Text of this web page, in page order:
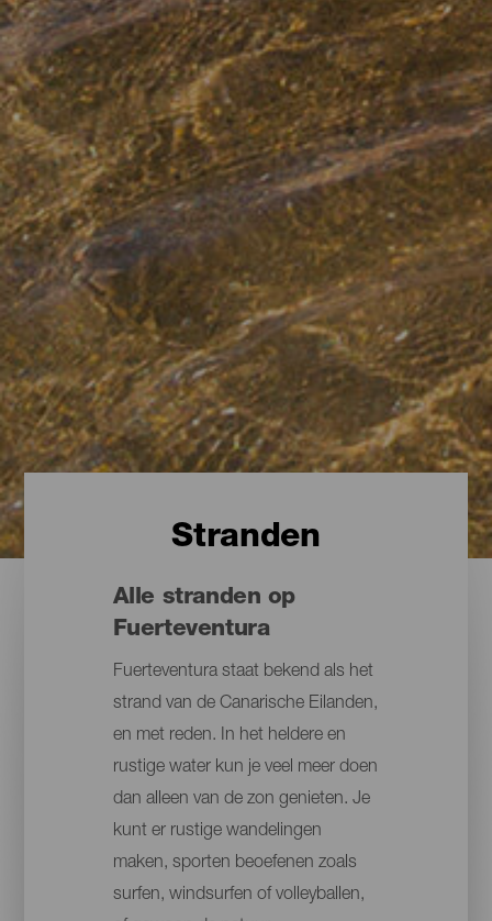
Stranden
Alle stranden op
Fuerteventura
Fuerteventura staat bekend als het
strand van de Canarische Eilanden,
en met reden. In het heldere en
rustige water kun je veel meer doen
dan alleen van de zon genieten. Je
kunt er rustige wandelingen
maken, sporten beoefenen zoals
surfen, windsurfen of volleyballen,